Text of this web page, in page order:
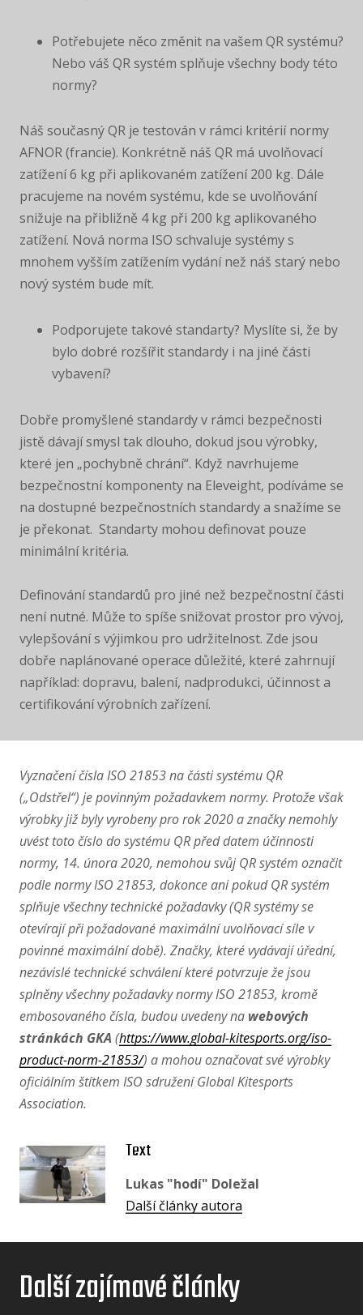
Potřebujete něco změnit na vašem QR systému?
Nebo váš QR systém splňuje všechny body této
normy?
Náš současný QR je testován v rámci kritérií normy
AFNOR (francie). Konkrétně náš QR má uvolňovací
zatížení 6 kg při aplikovaném zatížení 200 kg. Dále
pracujeme na novém systému, kde se uvolňování
snižuje na přibližně 4 kg při 200 kg aplikovaného
zatížení. Nová norma ISO schvaluje systémy s
mnohem vyšším zatížením vydání než náš starý nebo
nový systém bude mít.
Podporujete takové standarty? Myslíte si, že by
bylo dobré rozšířit standardy i na jiné části
vybavení?
Dobře promyšlené standardy v rámci bezpečnosti
jistě dávají smysl tak dlouho, dokud jsou výrobky,
které jen „pochybně chrání“. Když navrhujeme
bezpečnostní komponenty na Eleveight, podíváme se
na dostupné bezpečnostních standardy a snažíme se
je překonat. Standarty mohou definovat pouze
minimální kritéria.
Definování standardů pro jiné než bezpečnostní části
není nutné. Může to spíše snižovat prostor pro vývoj,
vylepšování s výjimkou pro udržitelnost. Zde jsou
dobře naplánované operace důležité, které zahrnují
například: dopravu, balení, nadprodukci, účinnost a
certifikování výrobních zařízení.
Vyznačení čísla ISO 21853 na části systému QR
(„Odstřel“) je povinným požadavkem normy. Protože však
výrobky již byly vyrobeny pro rok 2020 a značky nemohly
uvést toto číslo do systému QR před datem účinnosti
normy, 14. února 2020, nemohou svůj QR systém označit
podle normy ISO 21853, dokonce ani pokud QR systém
splňuje všechny technické požadavky (QR systémy se
otevírají při požadované maximální uvolňovací síle v
povinné maximální době). Značky, které vydávají úřední,
nezávislé technické schválení které potvrzuje že jsou
splněny všechny požadavky normy ISO 21853, kromě
embosovaného čísla, budou uvedeny na webových
stránkách GKA (https://www.global-kitesports.org/iso-
product-norm-21853/) a mohou označovat své výrobky
oficiálním štítkem ISO sdružení Global Kitesports
Association.
Text
Lukas "hodí" Doležal
Další články autora
Další zajímavé články